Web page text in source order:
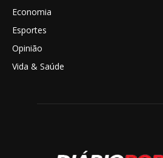
Economia
Esportes
Opinião
Vida & Saúde